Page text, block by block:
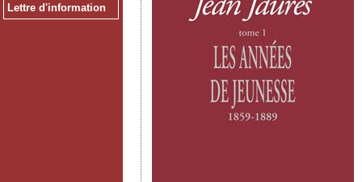
Lettre d'information